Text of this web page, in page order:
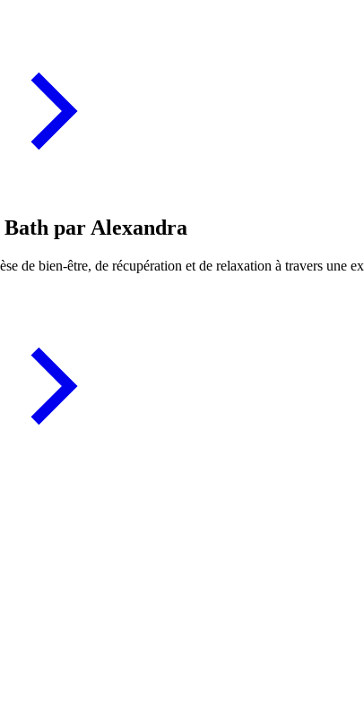
Bath par Alexandra
de bien-être, de récupération et de relaxation à travers une